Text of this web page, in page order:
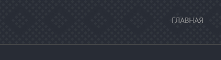
ГЛАВНАЯ